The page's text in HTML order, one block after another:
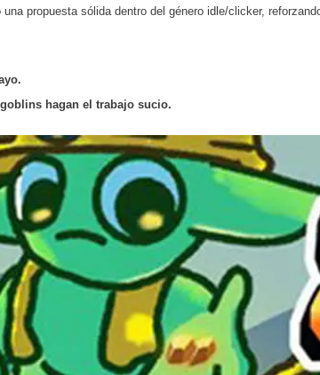
propuesta sólida dentro del género idle/clicker,
hagan el trabajo sucio.